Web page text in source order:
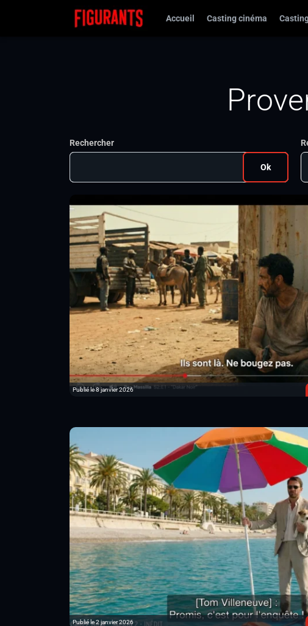
Accueil Casting cinéma
Rechercher
Ok
Publié le 8 janvier 2026
Publié le 2 janvier 2026